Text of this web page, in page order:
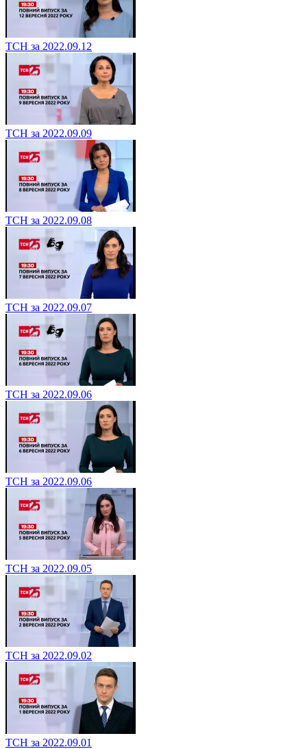
ТСН за 2022.09.12
ТСН за 2022.09.09
ТСН за 2022.09.08
ТСН за 2022.09.07
ТСН за 2022.09.06
ТСН за 2022.09.06
ТСН за 2022.09.05
ТСН за 2022.09.02
ТСН за 2022.09.01